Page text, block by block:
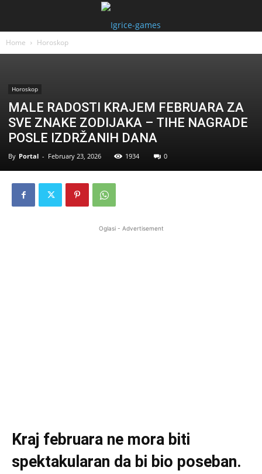
Home Horoskop
Horoskop
MALE RADOSTI KRAJEM FEBRUARA ZA
SVE ZNAKE ZODIJAKA – TIHE NAGRADE
POSLE IZDRŽANIH DANA
By Portal - February 23, 2026 1934 0
Oglasi - Advertisement
Kraj februara ne mora biti
spektakularan da bi bio poseban.